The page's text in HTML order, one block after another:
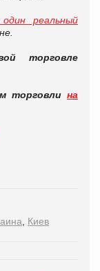
реальный
торговле
торговли на
Киев